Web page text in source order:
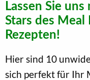
Lassen Sie
Stars des Meal
Rezepten!
Hier sind 10
sich perfekt für Ihr